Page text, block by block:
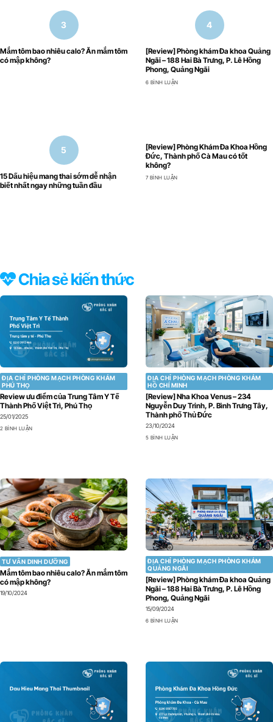
Mắm tôm bao nhiêu calo? Ăn mắm tôm
có mập không?
[Review] Phòng khám Đa khoa Quảng
Ngãi – 188 Hai Bà Trưng, P. Lê Hồng
Phong, Quảng Ngãi
6 BÌNH LUẬN
15 Dấu hiệu mang thai sớm dễ nhận
biết nhất ngay những tuần đầu
[Review] Phòng Khám Đa Khoa Hồng
Đức, Thành phố Cà Mau có tốt
không?
7 BÌNH LUẬN
Chia sẻ kiến thức
ĐỊA CHỈ PHÒNG MẠCH PHÒNG KHÁM
PHÚ THỌ
Review ưu điểm của Trung Tâm Y Tế
Thành Phố Việt Trì, Phú Thọ
25/01/2025
2 BÌNH LUẬN
ĐỊA CHỈ PHÒNG MẠCH PHÒNG KHÁM
HỒ CHÍ MINH
[Review] Nha Khoa Venus – 234
Nguyễn Duy Trinh, P. Bình Trưng Tây,
Thành phố Thủ Đức
23/10/2024
5 BÌNH LUẬN
TƯ VẤN DINH DƯỠNG
Mắm tôm bao nhiêu calo? Ăn mắm tôm
có mập không?
19/10/2024
ĐỊA CHỈ PHÒNG MẠCH PHÒNG KHÁM
QUẢNG NGÃI
[Review] Phòng khám Đa khoa Quảng
Ngãi – 188 Hai Bà Trưng, P. Lê Hồng
Phong, Quảng Ngãi
15/09/2024
6 BÌNH LUẬN